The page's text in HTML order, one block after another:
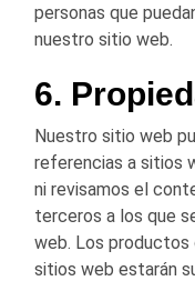
personas que
nuestro sitio web.
6.
Nuestro sitio web
referencias a sitios
ni revisamos el
terceros a los que
web. Los
sitios web estarán